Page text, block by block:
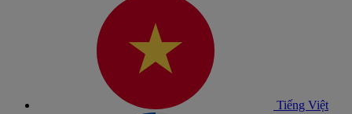
Tiếng Việt